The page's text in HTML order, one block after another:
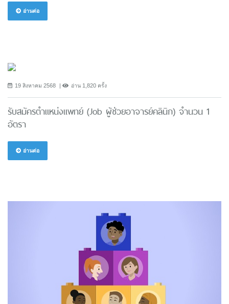
อ่านต่อ
19 สิงหาคม 2568 อ่าน 1,820 ครั้ง
รับสมัครตำแหน่งแพทย์ (Job ผู้ช่วยอาจารย์คลินิก) จำนวน 1
อัตรา
อ่านต่อ